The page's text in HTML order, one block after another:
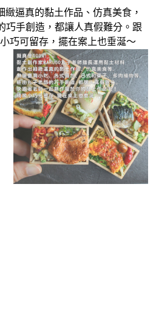
逼真的黏土作品、仿真美食，
巧手創造，都讓人真假難分。跟
巧可留存，擺在案上也垂涎～